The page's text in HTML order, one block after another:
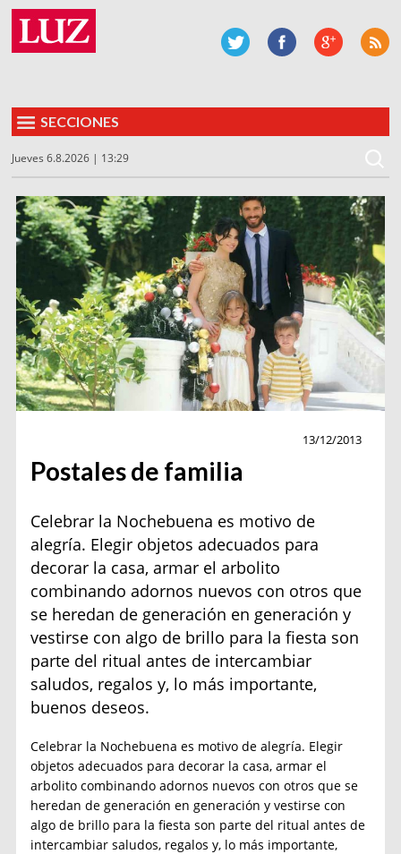
SECCIONES
Jueves 6.8.2026 | 13:29
13/12/2013
Postales de familia
Celebrar la Nochebuena es motivo de
alegría. Elegir objetos adecuados para
decorar la casa, armar el arbolito
combinando adornos nuevos con otros que
se heredan de generación en generación y
vestirse con algo de brillo para la fiesta son
parte del ritual antes de intercambiar
saludos, regalos y, lo más importante,
buenos deseos.
Celebrar la Nochebuena es motivo de alegría. Elegir
objetos adecuados para decorar la casa, armar el
arbolito combinando adornos nuevos con otros que se
heredan de generación en generación y vestirse con
algo de brillo para la fiesta son parte del ritual antes de
intercambiar saludos, regalos y, lo más importante,